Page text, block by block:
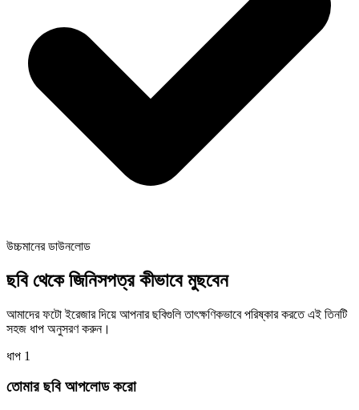
উচ্চমানের ডাউনলোড
ছবি থেকে জিনিসপত্র কীভাবে মুছবেন
আমাদের ফটো ইরেজার দিয়ে আপনার ছবিগুলি তাৎক্ষণিকভাবে পরিষ্কার করতে এই তিনটি
সহজ ধাপ অনুসরণ করুন।
ধাপ 1
তোমার ছবি আপলোড করো